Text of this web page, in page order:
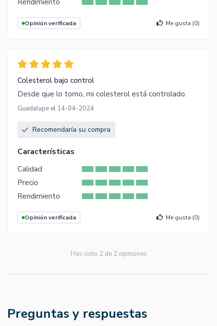
Rendimiento
Opinión verificada Me gusta (0)
Colesterol bajo control
Desde que lo tomo, mi colesterol está controlado.
Guadalupe el 14-04-2024
Recomendaría su compra
Características
Calidad
Precio
Rendimiento
Opinión verificada Me gusta (0)
Has visto 2de 2opiniones
Preguntas y respuestas